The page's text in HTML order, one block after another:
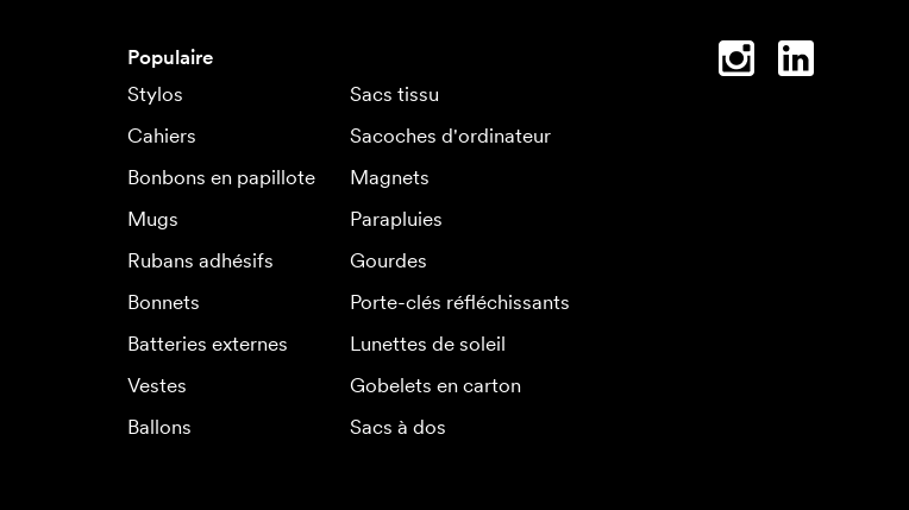
Populaire
Stylos
Sacs tissu
Cahiers
Sacoches d'ordinateur
Bonbons en papillote
Magnets
Mugs
Parapluies
Rubans adhésifs
Gourdes
Bonnets
Porte-clés réfléchissants
Batteries externes
Lunettes de soleil
Vestes
Gobelets en carton
Ballons
Sacs à dos